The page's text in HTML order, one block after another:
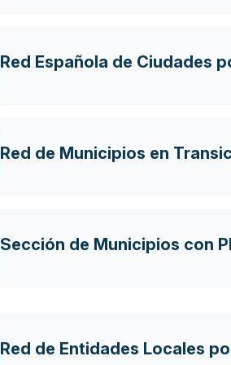
Red Española de Ciudades
Red de Municipios en
Sección de Municipios con
Red de Entidades Locales